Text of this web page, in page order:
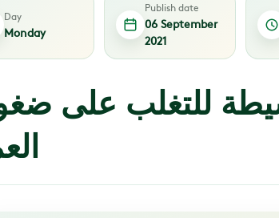
Day
Monday
Publish date
06 September
2021
للتغلب على